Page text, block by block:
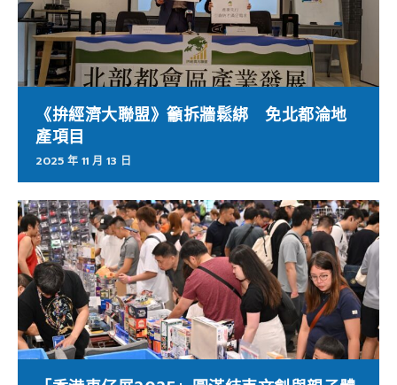
《拚經濟大聯盟》籲拆牆鬆綁 免北都淪地
產項目
2025 年 11 月 13 日